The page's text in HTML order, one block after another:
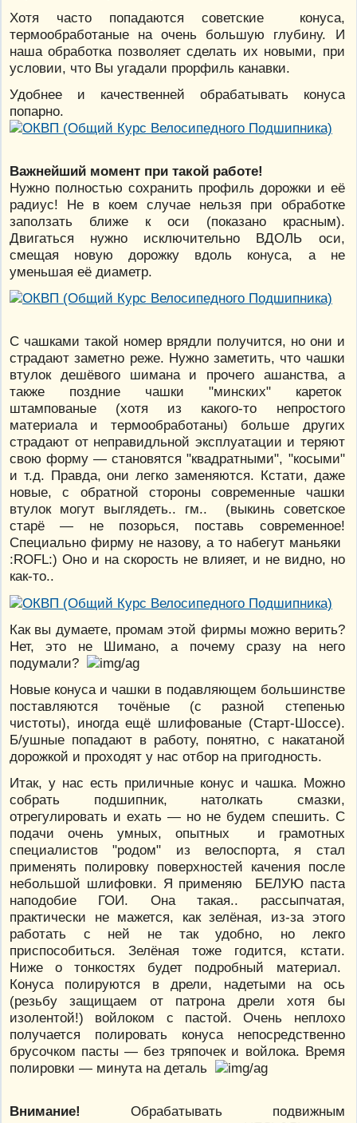
Хотя часто попадаются советские конуса,
термообработаные на очень большую глубину. И
наша обработка позволяет сделать их новыми, при
условии, что Вы угадали прорфиль канавки.
Удобнее и качественней обрабатывать конуса
попарно.
Важнейший момент при такой работе!
Нужно полностью сохранить профиль дорожки и её
радиус! Не в коем случае нельзя при обработке
заползать ближе к оси (показано красным).
Двигаться нужно исключительно ВДОЛЬ оси,
смещая новую дорожку вдоль конуса, а не
уменьшая её диаметр.
С чашками такой номер врядли получится, но они и
страдают заметно реже. Нужно заметить, что чашки
втулок дешёвого шимана и прочего ашанства, а
также поздние чашки "минских" кареток
штампованые (хотя из какого-то непростого
материала и термообработаны) больше других
страдают от неправидльной эксплуатации и теряют
свою форму — становятся "квадратными", "косыми"
и т.д. Правда, они легко заменяются. Кстати, даже
новые, с обратной стороны современные чашки
втулок могут выглядеть.. гм.. (выкинь советское
старё — не позорься, поставь современное!
Специально фирму не назову, а то набегут маньяки
:ROFL:) Оно и на скорость не влияет, и не видно, но
как-то..
Как вы думаете, промам этой фирмы можно верить?
Нет, это не Шимано, а почему сразу на него
подумали?
Новые конуса и чашки в подавляющем большинстве
поставляются точёные (с разной степенью
чистоты), иногда ещё шлифованые (Старт-Шоссе).
Б/ушные попадают в работу, понятно, с накатаной
дорожкой и проходят у нас отбор на пригодность.
Итак, у нас есть приличные конус и чашка. Можно
собрать подшипник, натолкать смазки,
отрегулировать и ехать — но не будем спешить. С
подачи очень умных, опытных и грамотных
специалистов "родом" из велоспорта, я стал
применять полировку поверхностей качения после
небольшой шлифовки. Я применяю БЕЛУЮ паста
наподобие ГОИ. Она такая.. рассыпчатая,
практически не мажется, как зелёная, из-за этого
работать с ней не так удобно, но лекго
приспособиться. Зелёная тоже годится, кстати.
Ниже о тонкостях будет подробный материал.
Конуса полируются в дрели, надетыми на ось
(резьбу защищаем от патрона дрели хотя бы
изолентой!) войлоком с пастой. Очень неплохо
получается полировать конуса непосредственно
брусочком пасты — без тряпочек и войлока. Время
полировки — минута на деталь
Внимание! Обрабатывать подвижным